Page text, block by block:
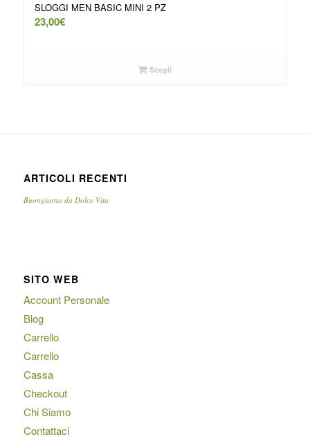
SLOGGI MEN BASIC MINI 2 PZ
23,00€
Scegli
ARTICOLI RECENTI
Buongiorno da Dolce Vita
SITO WEB
Account Personale
Blog
Carrello
Carrello
Cassa
Checkout
Chi Siamo
Contattaci